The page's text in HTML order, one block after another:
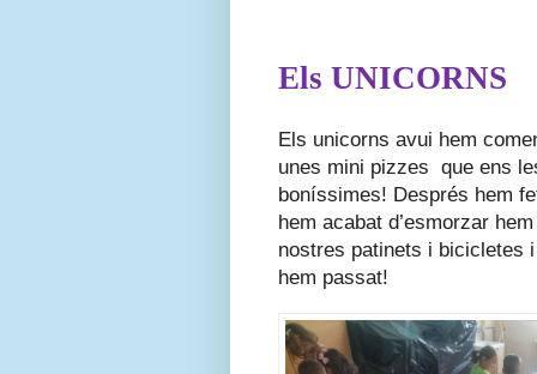
Els UNICORNS
Els unicorns avui hem
unes mini pizzes  que ens
boníssimes! Després hem
hem acabat d’esmorzar
nostres patinets i bicicletes
hem passat!